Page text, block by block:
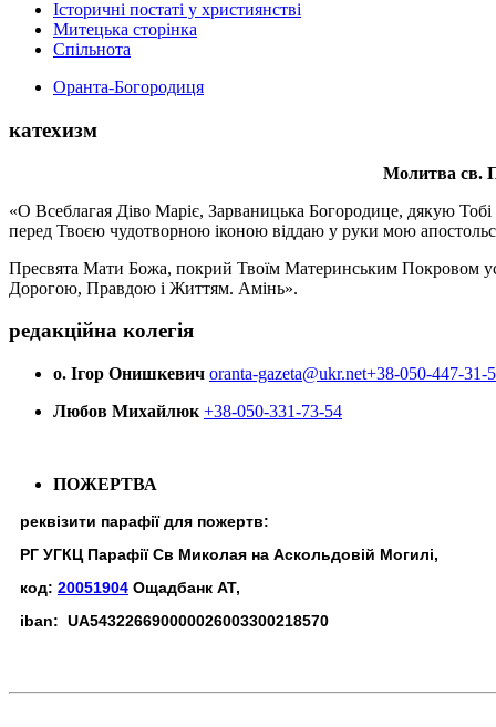
Історичні постаті у християнстві
Митецька сторінка
Спільнота
Оранта-Богородиця
катехизм
Молитва св.
«О Всеблагая Діво Маріє, Зарваницька Богородице, дякую Тобі
перед Твоєю чудотворною іконою віддаю у руки мою
Пресвята Мати Божа, покрий Твоїм Материнським Покровом
Дорогою, Правдою і Життям. Амінь».
редакційна колегія
о. Ігор Онишкевич oranta-gazeta@ukr.net+38-050-447-31-
Любов Михайлюк +38-050-331-73-54
ПОЖЕРТВА
реквізити парафії для пожертв:
РГ УГКЦ Парафії Св Миколая на Аскольдовій Могилі,
код: 20051904 Ощадбанк АТ,
iban: UA543226690000026003300218570